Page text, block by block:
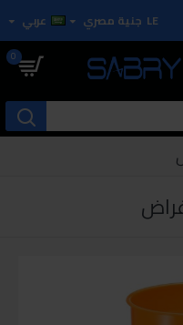
LE جنية مصري عربي
0